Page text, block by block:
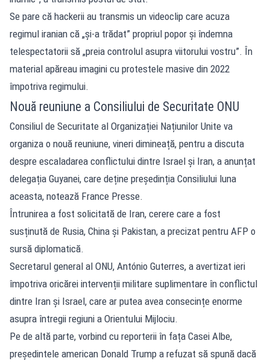
Se pare că hackerii au transmis un videoclip care acuza
regimul iranian că „și-a trădat” propriul popor și îndemna
telespectatorii să „preia controlul asupra viitorului vostru”. În
material apăreau imagini cu protestele masive din 2022
împotriva regimului.
Nouă reuniune a Consiliului de Securitate ONU
Consiliul de Securitate al Organizației Națiunilor Unite va
organiza o nouă reuniune, vineri dimineață, pentru a discuta
despre escaladarea conflictului dintre Israel și Iran, a anunțat
delegația Guyanei, care deține președinția Consiliului luna
aceasta, notează France Presse.
Întrunirea a fost solicitată de Iran, cerere care a fost
susținută de Rusia, China și Pakistan, a precizat pentru AFP o
sursă diplomatică.
Secretarul general al ONU, António Guterres, a avertizat ieri
împotriva oricărei intervenții militare suplimentare în conflictul
dintre Iran și Israel, care ar putea avea consecințe enorme
asupra întregii regiuni a Orientului Mijlociu.
Pe de altă parte, vorbind cu reporterii în fața Casei Albe,
președintele american Donald Trump a refuzat să spună dacă